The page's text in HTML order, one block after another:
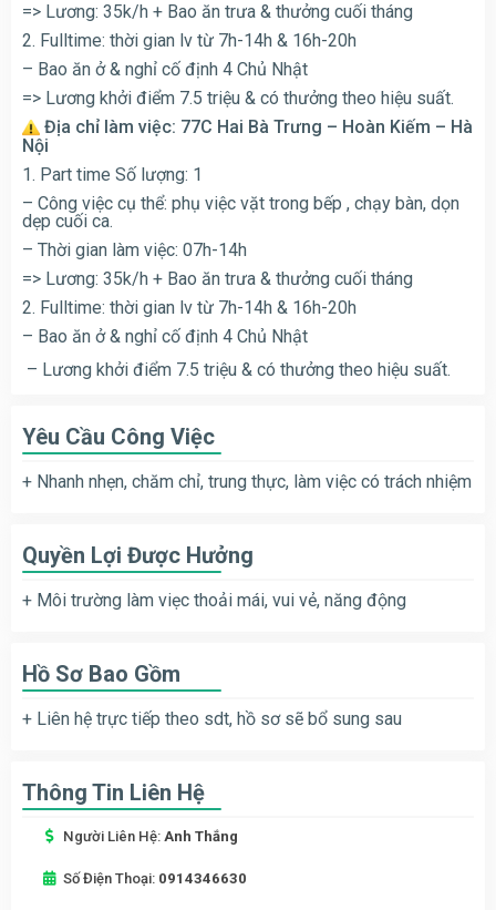
=> Lương: 35k/h + Bao ăn trưa & thưởng cuối tháng
2. Fulltime: thời gian lv từ 7h-14h & 16h-20h
– Bao ăn ở & nghỉ cố định 4 Chủ Nhật
=> Lương khởi điểm 7.5 triệu & có thưởng theo hiệu suất.
Địa chỉ làm việc: 77C Hai Bà Trưng – Hoàn Kiếm – Hà
Nội
1. Part time Số lượng: 1
– Công việc cụ thể: phụ việc vặt trong bếp , chạy bàn, dọn
dẹp cuối ca.
– Thời gian làm việc: 07h-14h
=> Lương: 35k/h + Bao ăn trưa & thưởng cuối tháng
2. Fulltime: thời gian lv từ 7h-14h & 16h-20h
– Bao ăn ở & nghỉ cố định 4 Chủ Nhật
– Lương khởi điểm 7.5 triệu & có thưởng theo hiệu suất.
Yêu Cầu Công Việc
+ Nhanh nhẹn, chăm chỉ, trung thực, làm việc có trách nhiệm
Quyền Lợi Được Hưởng
+ Môi trường làm viẹc thoải mái, vui vẻ, năng động
Hồ Sơ Bao Gồm
+ Liên hệ trực tiếp theo sdt, hồ sơ sẽ bổ sung sau
Thông Tin Liên Hệ
Người Liên Hệ: Anh Thắng
Số Điện Thoại: 0914346630